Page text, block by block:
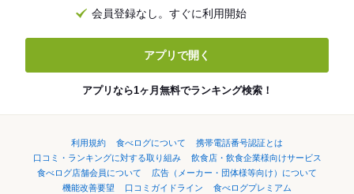
会員登録なし。すぐに利用開始
アプリで開く
アプリなら1ヶ月無料でランキング検索！
利用規約 食べログについて
携帯電話番号認証とは
口コミ・ランキングに対する取り組み
飲食店・飲食企業様向けサービス
食べログ店舗会員について
広告（メーカー・団体様等向け）について
機能改善要望
口コミガイドライン
食べログプレミアム